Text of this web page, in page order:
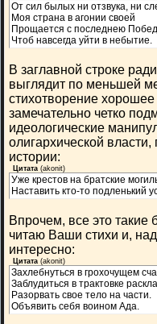
От сил былых ни отзвука, ни
Моя страна в агонии своей
Прощается с последнею
Чтоб навсегда уйти в небытие.
В заглавной строке
выглядит по меньшей
стихотворение
замечательно четко
идеологические
олигархической
истории:
Цитата (akonit)
Уже крестов на братские
Наставить кто-то подленький
Впрочем, все это такие
читаю Ваши стихи и,
интересно:
Цитата (akonit)
Захлебнуться в грохочущем
Заблудиться в трактовке
Разорвать свое тело на части.
Объявить себя воином Ада.